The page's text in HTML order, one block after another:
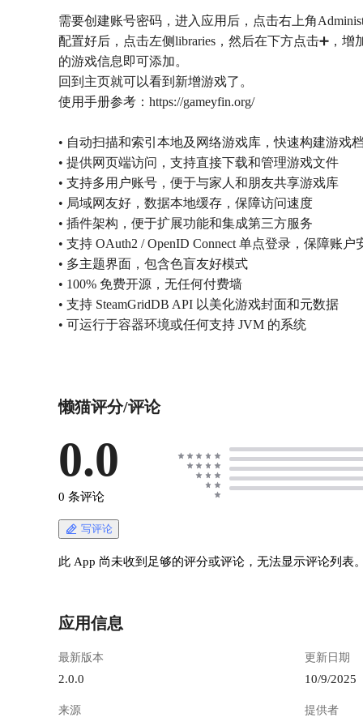
需要创建账号密码，进入应用后，点击右上角
配置好后，点击左侧libraries，然后在下方点击➕，
的游戏信息即可添加。
回到主页就可以看到新增游戏了。
使用手册参考：https://gameyfin.org/
• 自动扫描和索引本地及网络游戏库，快速构建游戏
• 提供网页端访问，支持直接下载和管理游戏文件
• 支持多用户账号，便于与家人和朋友共享游戏库
• 局域网友好，数据本地缓存，保障访问速度
• 插件架构，便于扩展功能和集成第三方服务
• 支持 OAuth2 / OpenID Connect 单点登录，保障账户
• 多主题界面，包含色盲友好模式
• 100% 免费开源，无任何付费墙
• 支持 SteamGridDB API 以美化游戏封面和元数据
• 可运行于容器环境或任何支持 JVM 的系统
懒猫评分/评论
0.0
0 条评论
写评论
此 App 尚未收到足够的评分或评论，无法显示评论列表
应用信息
最新版本
2.0.0
更新日期
10/9/2025
来源 提供者